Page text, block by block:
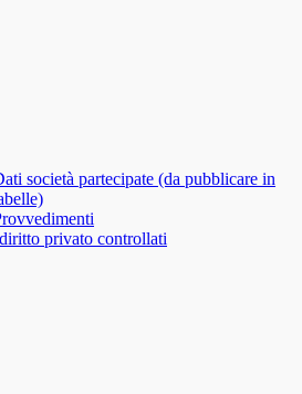
società partecipate (da pubblicare in
privato controllati